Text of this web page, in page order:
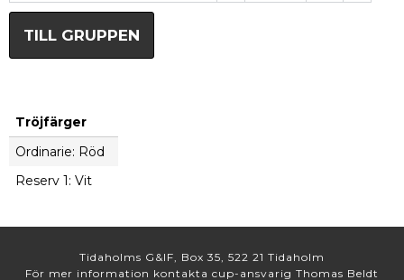
TILL GRUPPEN
Tröjfärger
Ordinarie: Röd
Reserv 1: Vit
Tidaholms G&IF, Box 35, 522 21 Tidaholm
För mer information kontakta cup-ansvarig Thomas Beldt